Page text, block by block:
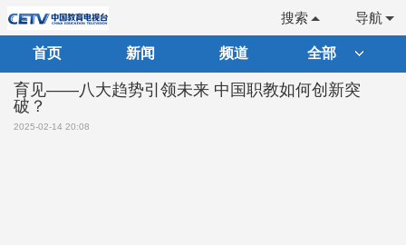
导航
搜索
首页 新闻 频道 全部
育见——八大趋势引领未来 中国职教如何创新突
破？
2025-02-14 20:08